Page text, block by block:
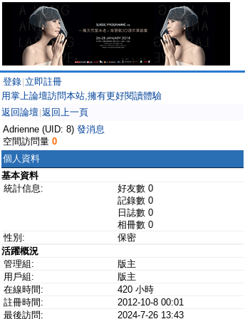
登錄 立即註冊
用掌上論壇訪問本站,擁有更好閱讀體驗
返回論壇 返回上一頁
Adrienne (UID: 8) 發消息
空間訪問量 0
個人資料
基本資料
統計信息:
好友數 0
記錄數 0
日誌數 0
相冊數 0
性別:
保密
活躍概況
管理組:
版主
用戶組:
版主
在線時間:
420 小時
註冊時間:
2012-10-8 00:01
最後訪問:
2024-7-26 13:43